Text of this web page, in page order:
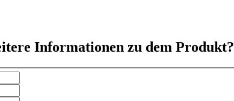
Informationen zu dem Produkt?